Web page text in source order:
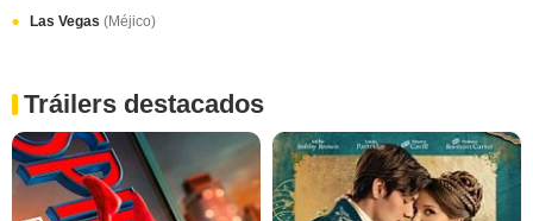
Las Vegas (Méjico)
Tráilers destacados